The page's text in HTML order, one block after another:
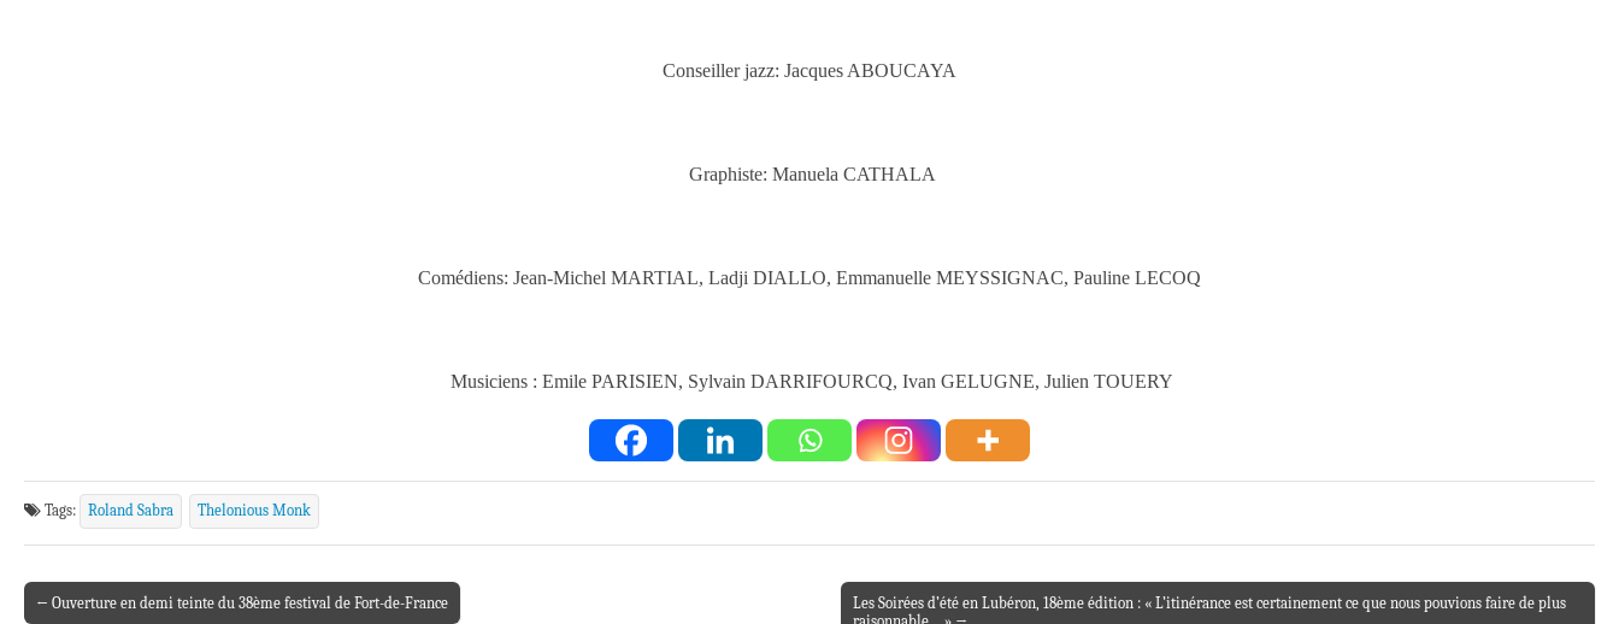
Conseiller jazz: Jacques ABOUCAYA
Graphiste: Manuela CATHALA
Comédiens: Jean-Michel MARTIAL, Ladji DIALLO, Emmanuelle MEYSSIGNAC, Pauline LECOQ
Musiciens : Emile PARISIEN, Sylvain DARRIFOURCQ, Ivan GELUGNE, Julien TOUERY
Tags: Roland Sabra Thelonious Monk
Post navigation
← Ouverture en demi teinte du 38ème festival de Fort-de-France
Les Soirées d’été en Lubéron, 18ème édition : « L’itinérance est certainement ce que nous pouvions faire de plus